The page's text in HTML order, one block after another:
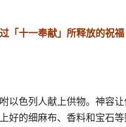
「十一奉献」所释放的祝福
以色列人献上供物。神容
好的细麻布、香料和宝石